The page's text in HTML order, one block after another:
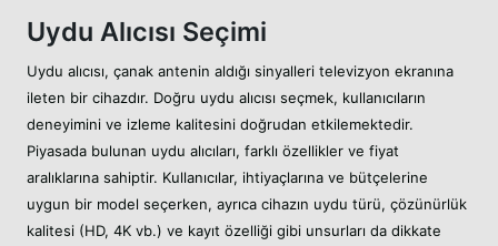
Uydu Alıcısı Seçimi
Uydu alıcısı, çanak antenin aldığı sinyalleri televizyon ekranına
ileten bir cihazdır. Doğru uydu alıcısı seçmek, kullanıcıların
deneyimini ve izleme kalitesini doğrudan etkilemektedir.
Piyasada bulunan uydu alıcıları, farklı özellikler ve fiyat
aralıklarına sahiptir. Kullanıcılar, ihtiyaçlarına ve bütçelerine
uygun bir model seçerken, ayrıca cihazın uydu türü, çözünürlük
kalitesi (HD, 4K vb.) ve kayıt özelliği gibi unsurları da dikkate